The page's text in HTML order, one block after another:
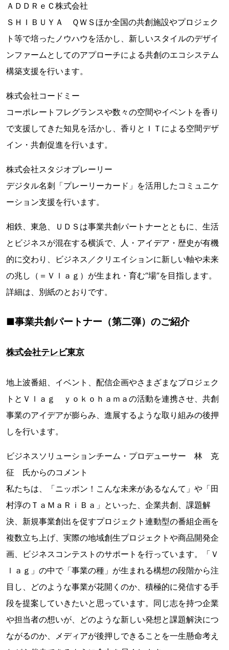
ＡＤＤＲｅＣ株式会社
ＳＨＩＢＵＹＡ ＱＷＳほか全国の共創施設やプロジェク
ト等で培ったノウハウを活かし、新しいスタイルのデザイ
ンファームとしてのアプローチによる共創のエコシステム
構築支援を行います。
株式会社コードミー
コーポレートフレグランスや数々の空間やイベントを香り
で支援してきた知見を活かし、香りとＩＴによる空間デザ
イン・共創促進を行います。
株式会社スタジオプレーリー
デジタル名刺「プレーリーカード」を活用したコミュニケ
ーション支援を行います。
相鉄、東急、ＵＤＳは事業共創パートナーとともに、生活
とビジネスが混在する横浜で、人・アイデア・歴史が有機
的に交わり、ビジネス／クリエイションに新しい軸や未来
の兆し（＝Ｖｌａｇ）が生まれ・育む“場”を目指します。
詳細は、別紙のとおりです。
■事業共創パートナー（第二弾）のご紹介
株式会社テレビ東京
地上波番組、イベント、配信企画やさまざまなプロジェク
トとＶｌａｇ ｙｏｋｏｈａｍａの活動を連携させ、共創
事業のアイデアが膨らみ、進展するような取り組みの後押
しを行います。
ビジネスソリューションチーム・プロデューサー 林 克
征 氏からのコメント
私たちは、「ニッポン！こんな未来があるなんて」や「田
村淳のＴａＭａＲｉＢａ」といった、企業共創、課題解
決、新規事業創出を促すプロジェクト連動型の番組企画を
複数立ち上げ、実際の地域創生プロジェクトや商品開発企
画、ビジネスコンテストのサポートを行っています。「Ｖ
ｌａｇ」の中で「事業の種」が生まれる構想の段階から注
目し、どのような事業が花開くのか、積極的に発信する手
段を提案していきたいと思っています。同じ志を持つ企業
や担当者の想いが、どのような新しい発想と課題解決につ
ながるのか、メディアが後押しできることを一生懸命考え